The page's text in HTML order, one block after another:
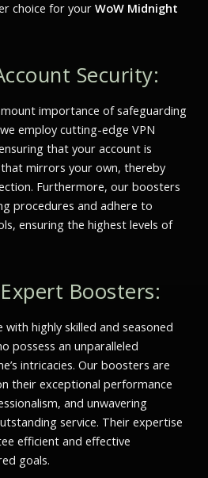
choice for your WoW Midnight
Security:
importance of safeguarding
employ cutting-edge VPN
that your account is
mirrors your own, thereby
Furthermore, our boosters
procedures and adhere to
ensuring the highest levels of
Boosters:
with highly skilled and seasoned
possess an unparalleled
intricacies. Our boosters are
their exceptional performance
and unwavering
service. Their expertise
efficient and effective
goals.